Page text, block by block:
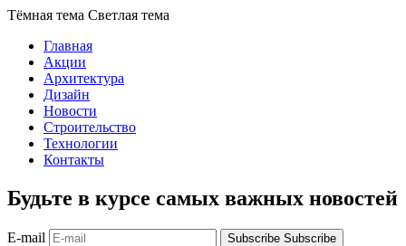
Тёмная тема Светлая тема
Главная
Акции
Архитектура
Дизайн
Новости
Строительство
Технологии
Контакты
Будьте в курсе самых важных новостей
E-mail Subscribe Subscribe